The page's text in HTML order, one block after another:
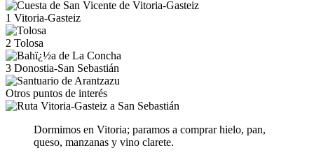
1 Vitoria-Gasteiz
2 Tolosa
3 Donostia-San Sebastián
Otros puntos de interés
Dormimos en Vitoria; paramos a comprar hielo, pan,
queso, manzanas y vino clarete.